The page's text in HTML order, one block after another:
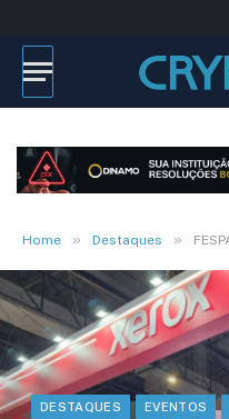
Home » Destaques » FESPA
DESTAQUES EVENTOS